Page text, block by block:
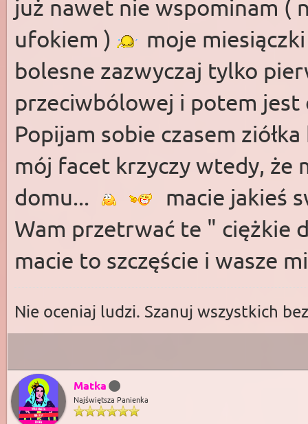
już nawet nie wspominam (
ufokiem )
moje
bolesne zazwyczaj tylko
przeciwbólowej i potem jest
Popijam sobie czasem
mój facet krzyczy wtedy, że
domu...
macie jakieś
Wam przetrwać te " ciężkie
macie to szczęście i wasze
Nie oceniaj ludzi. Szanuj wszystkich
Matka
Najświętsza Panienka